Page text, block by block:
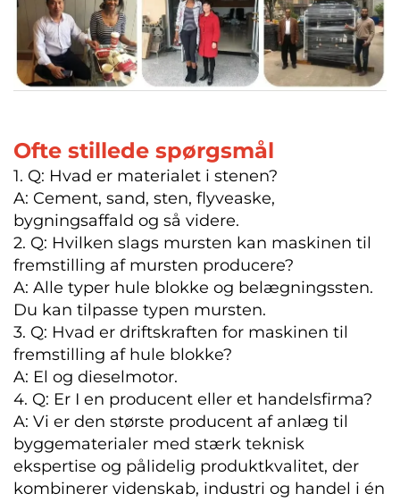
Ofte stillede spørgsmål
1. Q: Hvad er materialet i stenen?
A: Cement, sand, sten, flyveaske,
bygningsaffald og så videre.
2. Q: Hvilken slags mursten kan maskinen til
fremstilling af mursten producere?
A: Alle typer hule blokke og belægningssten.
Du kan tilpasse typen mursten.
3. Q: Hvad er driftskraften for maskinen til
fremstilling af hule blokke?
A: El og dieselmotor.
4. Q: Er I en producent eller et handelsfirma?
A: Vi er den største producent af anlæg til
byggematerialer med stærk teknisk
ekspertise og pålidelig produktkvalitet, der
kombinerer videnskab, industri og handel i én